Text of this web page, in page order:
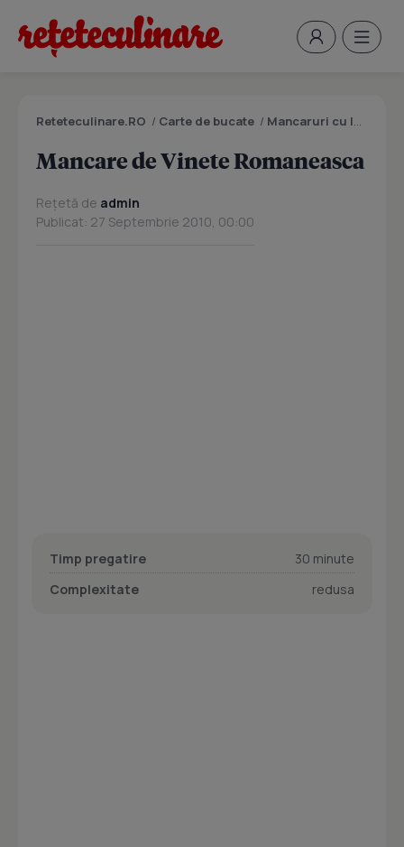
Reteteculinare.RO / Carte de bucate / Mancaruri cu legume si zarzavaturi
Mancare de Vinete Romaneasca
Rețetă de admin
Publicat: 27 Septembrie 2010, 00:00
Timp pregatire
30 minute
Complexitate
redusa